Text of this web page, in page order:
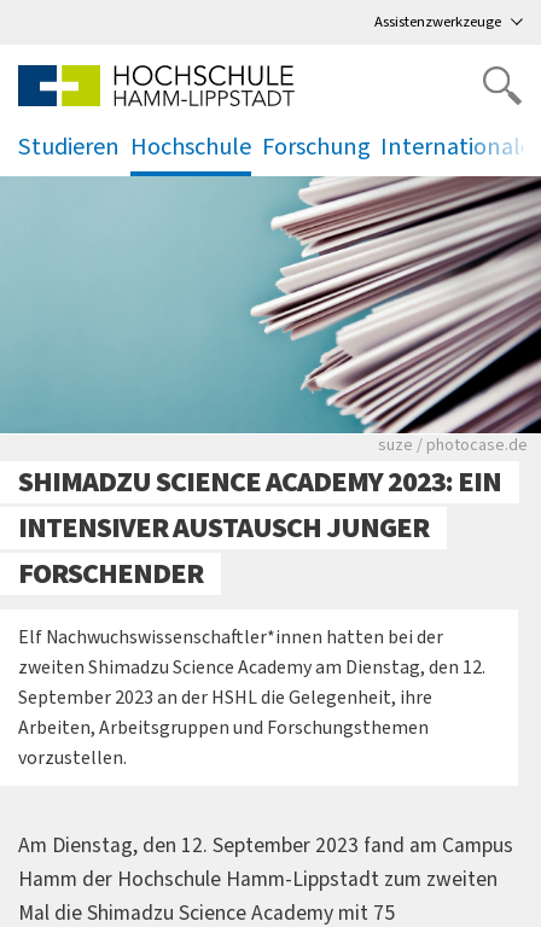
Assistenzwerkzeuge
Studieren
.
Hochschule
.
Forschung
. .
Viele Zeitungen.
suze / photocase.de
SHIMADZU SCIENCE ACADEMY 2023: EIN
INTENSIVER AUSTAUSCH JUNGER
FORSCHENDER
Elf Nachwuchswissenschaftler*innen hatten bei der
zweiten Shimadzu Science Academy am Dienstag, den 12.
September 2023 an der HSHL die Gelegenheit, ihre
Arbeiten, Arbeitsgruppen und Forschungsthemen
vorzustellen.
Am Dienstag, den 12. September 2023 fand am Campus
Hamm der Hochschule Hamm-Lippstadt zum zweiten
Mal die Shimadzu Science Academy mit 75